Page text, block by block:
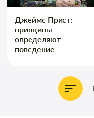
Джеймс Прист:
принципы
определяют
поведение